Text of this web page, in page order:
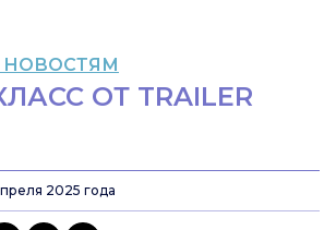
НОВОСТЯМ
ОТ TRAILER
2025 года